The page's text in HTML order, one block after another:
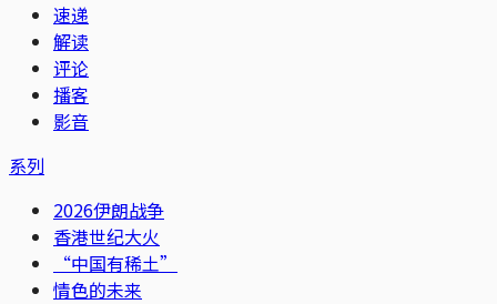
速递
解读
评论
播客
影音
系列
2026伊朗战争
香港世纪大火
“中国有稀土”
情色的未来